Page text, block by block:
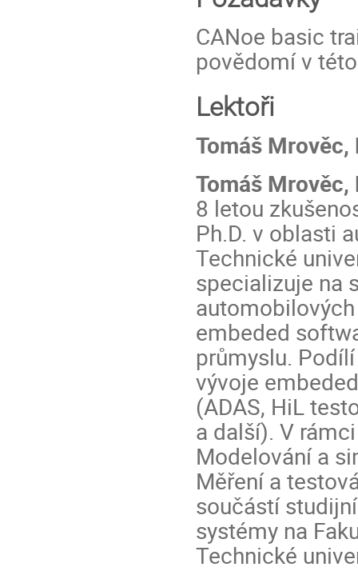
CANoe basic
povědomí v
Lektoři
Tomáš Mrověc,
Tomáš Mrověc,
8 letou
Ph.D. v oblasti
Technické
specializuje na
embeded
průmyslu.
vývoje
(ADAS, HiL
a další). V
Modelování a
Měření a
součástí
systémy na
Technické